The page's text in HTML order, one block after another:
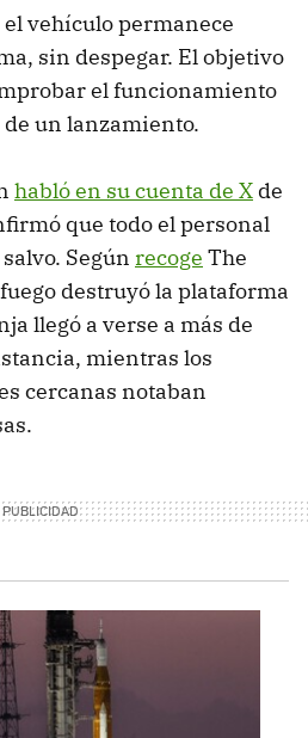
vehículo permanece
sin despegar. El objetivo
el funcionamiento
un lanzamiento.
habló en su cuenta de X de
que todo el personal
Según recoge The
destruyó la plataforma
llegó a verse a más de
mientras los
cercanas notaban